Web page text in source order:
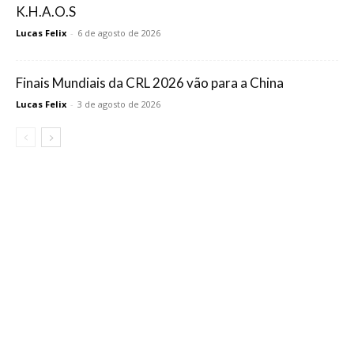
K.H.A.O.S
Lucas Felix - 6 de agosto de 2026
Finais Mundiais da CRL 2026 vão para a China
Lucas Felix - 3 de agosto de 2026